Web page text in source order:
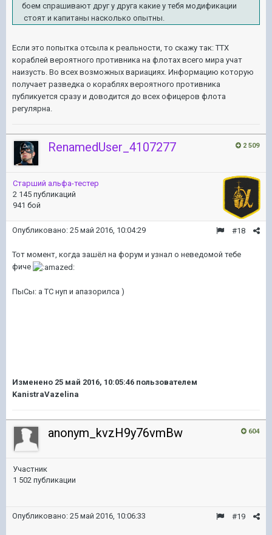
боем спрашивают друг у друга какие у тебя модификации
стоят и капитаны насколько опытны.
Если это попытка отсыла к реальности, то скажу так: ТТХ
кораблей вероятного противника на флотах всего мира учат
наизусть. Во всех возможных вариациях. Информацию которую
получает разведка о кораблях вероятного противника
публикуется сразу и доводится до всех офицеров флота
регулярна.
2 509
RenamedUser_4107277
Старший альфа-тестер
2 145 публикаций
941 бой
#18
Опубликовано: 25 май 2016, 10:04:29
Тот момент, когда зашёл на форум и узнал о неведомой тебе
фиче
ПыСы: а ТС нуп и апазорилса )
Изменено 25 май 2016, 10:05:46 пользователем
KanistraVazelina
604
anonym_kvzH9y76vmBw
Участник
1 502 публикации
#19
Опубликовано: 25 май 2016, 10:06:33